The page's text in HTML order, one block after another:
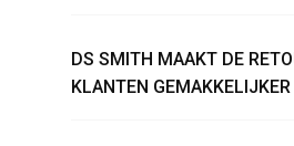
DS SMITH MAAKT DE
KLANTEN GEMAKKELIJKER